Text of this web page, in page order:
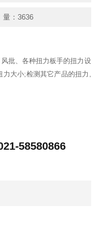
：3636
批、各种扭力板手的扭力设
大小;检测其它产品的扭力,
58580866